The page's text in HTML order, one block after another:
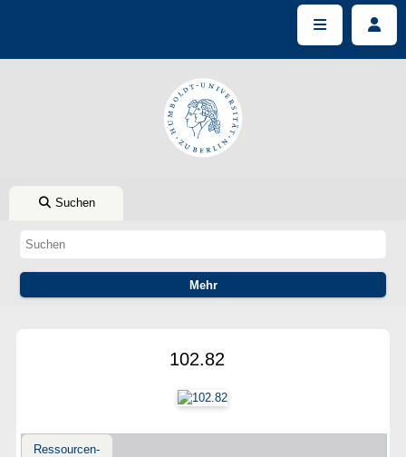
Suchen
102.82
Ressourcen-